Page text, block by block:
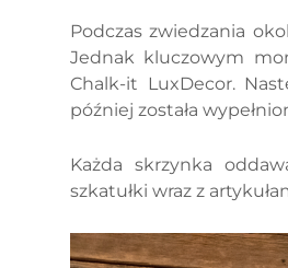
Podczas zwiedzania
Jednak kluczowym
Chalk-it LuxDecor.
później została
Każda skrzynka
szkatułki wraz z